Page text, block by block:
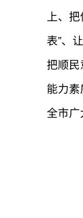
上、把
表”、
把顺民
能力素
全市广